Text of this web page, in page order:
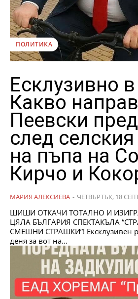
ПОЛИТИКА
Есклузивно в
Какво
Пеевски
след
на пъпа на
Кирчо и
МАРИЯ АЛЕКСИЕВА - ЧЕТВЪРТЪК, 18
ШИШИ ОТКАЧИ ТОТАЛНО И
ЦЯЛА БЪЛГАРИЯ СПЕКТАКЪЛА
СМЕШНИ СТРАШКИ”! Ексклузивен репортаж за bNews в
деня за вот на...